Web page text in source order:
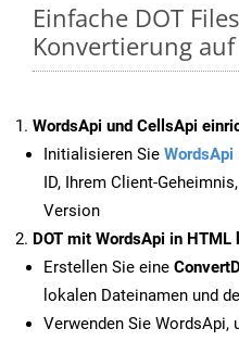
Einfache DOT
Konvertierung auf
WordsApi und CellsApi
Initialisieren Sie WordsApi
ID, Ihrem Client-
Version
DOT mit WordsApi in HTML
Erstellen Sie eine
lokalen Dateinamen und
Verwenden Sie WordsApi,